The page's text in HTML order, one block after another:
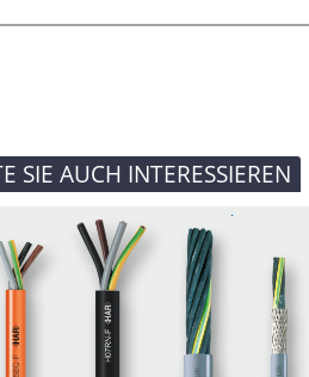
SIE AUCH INTERESSIEREN